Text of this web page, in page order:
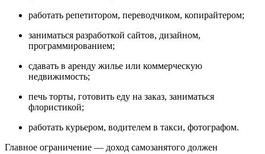
работать репетитором, переводчиком, копирайтером;
заниматься разработкой сайтов, дизайном,
программированием;
сдавать в аренду жилье или коммерческую
недвижимость;
печь торты, готовить еду на заказ, заниматься
флористикой;
работать курьером, водителем в такси, фотографом.
Главное ограничение — доход самозанятого должен